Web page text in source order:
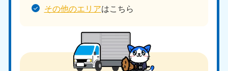
その他のエリアはこちら